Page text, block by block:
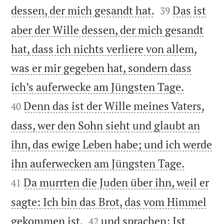
dessen, der mich gesandt hat. 

39 Das ist
aber der Wille dessen, der mich gesandt
hat, dass ich nichts verliere von allem,
was er mir gegeben hat, sondern dass
ich’s auferwecke am Jüngsten Tage.
40 Denn das ist der Wille meines Vaters,
dass, wer den Sohn sieht und glaubt an
ihn, das ewige Leben habe; und ich werde
ihn auferwecken am Jüngsten Tage.
41 Da murrten die Juden über ihn, weil er
sagte: Ich bin das Brot, das vom Himmel
gekommen ist, 

42 und sprachen: Ist